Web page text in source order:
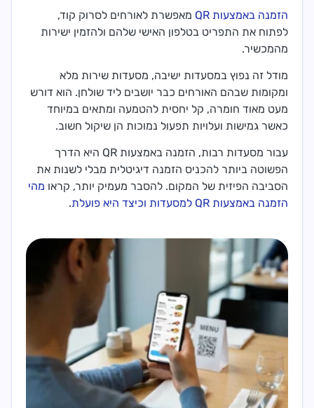
הזמנה באמצעות QR
מאפשרת לאורחים לסרוק קוד,
לפתוח את התפריט בטלפון האישי שלהם ולהזמין ישירות
מהמכשיר.
מודל זה נפוץ במסעדות ישיבה, מסעדות שירות מלא
ומקומות שבהם האורחים כבר יושבים ליד שולחן. הוא דורש
מעט מאוד חומרה, קל יחסית להטמעה ומתאים במיוחד
כאשר גמישות ועלויות תפעול נמוכות הן שיקול חשוב.
עבור מסעדות רבות, הזמנה באמצעות QR היא הדרך
הפשוטה ביותר להכניס הזמנה דיגיטלית מבלי לשנות את
הסביבה הפיזית של המקום. להסבר מעמיק יותר, קראו מהי
הזמנה באמצעות QR למסעדות וכיצד היא פועלת
.